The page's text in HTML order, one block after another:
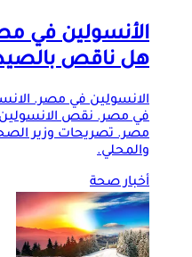
الأنسولين في
هل ناقص
الانسولين في مصر.
في مصر. نقص
مصر. تصريحات وزير
والمحلي.
أخبار صحة